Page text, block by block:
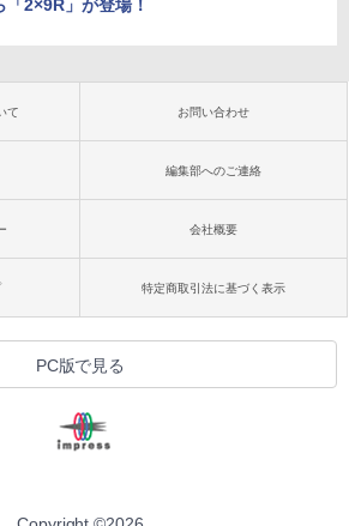
「2×9R」が登場！
て お問い合わせ
編集部へのご連絡
会社概要
特定商取引法に基づく表示
PC版で見る